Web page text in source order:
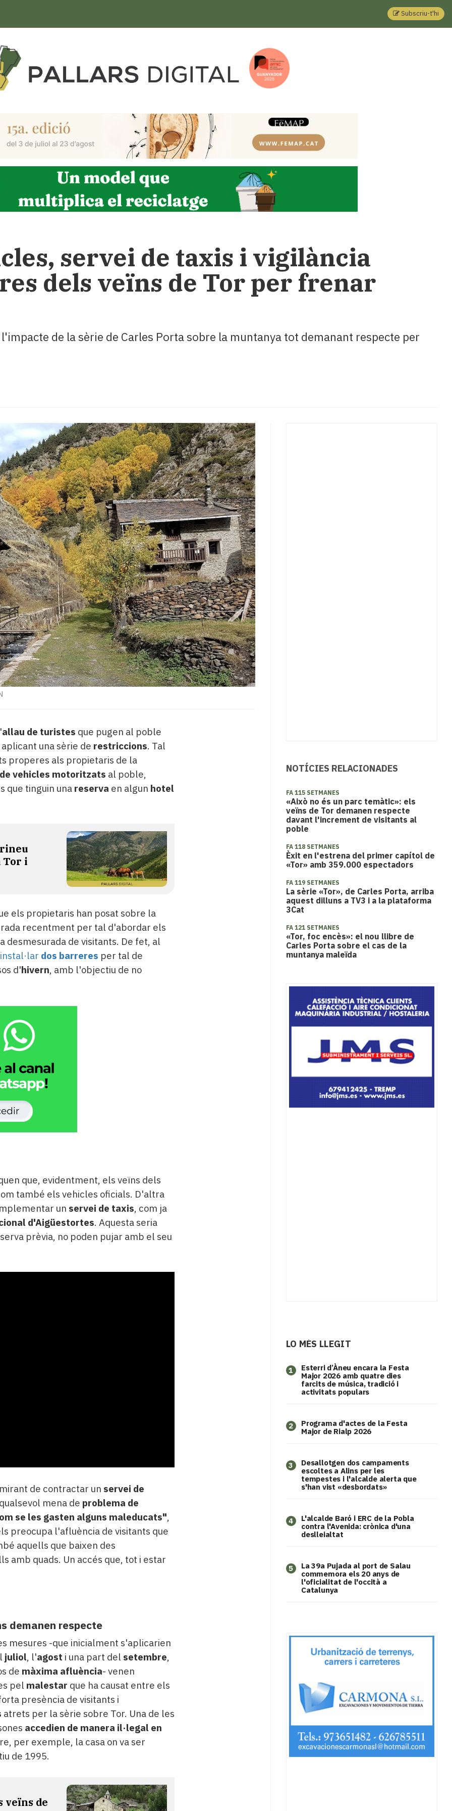
Subscriu-t'hi
servei de taxis i vigilància
dels veïns de Tor per frenar
de la sèrie de Carles Porta sobre la muntanya tot demanant respecte per
allau de turistes que pugen al poble
aplicant una sèrie de restriccions. Tal
properes als propietaris de la
vehicles motoritzats al poble,
que tinguin una reserva en algun hotel
Tor i
els propietaris han posat sobre la
recentment per tal d'abordar els
desmesurada de visitants. De fet, al
dos barreres per tal de
d'hivern, amb l'objectiu de no
que, evidentment, els veïns dels
també els vehicles oficials. D'altra
un servei de taxis, com ja
d'Aigüestortes. Aquesta seria
prèvia, no poden pujar amb el seu
de contractar un servei de
mena de problema de
se les gasten alguns maleducats",
preocupa l'afluència de visitants que
aquells que baixen des
amb quads. Un accés que, tot i estar
demanen respecte
mesures -que inicialment s'aplicarien
juliol, l'agost i una part del setembre,
de màxima afluència- venen
pel malestar que ha causat entre els
presència de visitants i
atrets per la sèrie sobre Tor. Una de les
accedien de manera il·legal en
per exemple, la casa on va ser
de 1995.
veïns de
NOTÍCIES RELACIONADES
FA 115 SETMANES
«Això no és un parc temàtic»: els
veïns de Tor demanen respecte
davant l'increment de visitants al
poble
FA 118 SETMANES
Èxit en l'estrena del primer capítol de
«Tor» amb 359.000 espectadors
FA 119 SETMANES
La sèrie «Tor», de Carles Porta, arriba
aquest dilluns a TV3 i a la plataforma
3Cat
FA 121 SETMANES
«Tor, foc encès»: el nou llibre de
Carles Porta sobre el cas de la
muntanya maleïda
LO MÉS LLEGIT
1
Esterri d’Àneu encara la Festa
Major 2026 amb quatre dies
farcits de música, tradició i
activitats populars
2
Programa d'actes de la Festa
Major de Rialp 2026
3
​Desallotgen dos campaments
escoltes a Alins per les
tempestes i l'alcalde alerta que
s'han vist «desbordats»
4
L'alcalde Baró i ERC de la Pobla
contra l'Avenida: crònica d'una
deslleialtat
5
​La 39a Pujada al port de Salau
commemora els 20 anys de
l'oficialitat de l'occità a
Catalunya